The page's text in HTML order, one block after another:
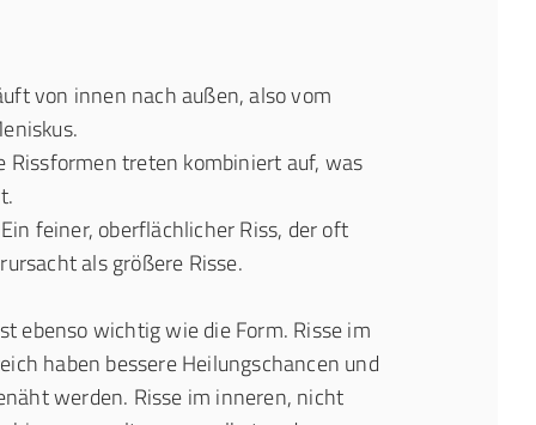
von innen nach außen, also vom
Rissformen treten kombiniert auf, was
feiner, oberflächlicher Riss, der oft
als größere Risse.
ebenso wichtig wie die Form. Risse im
haben bessere Heilungschancen und
werden. Risse im inneren, nicht